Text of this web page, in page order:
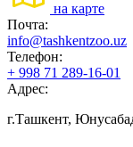
на карте
Почта:
info@tashkentzoo.uz
Телефон:
+ 998 71 289-16-01
Адрес:
г.Ташкент,